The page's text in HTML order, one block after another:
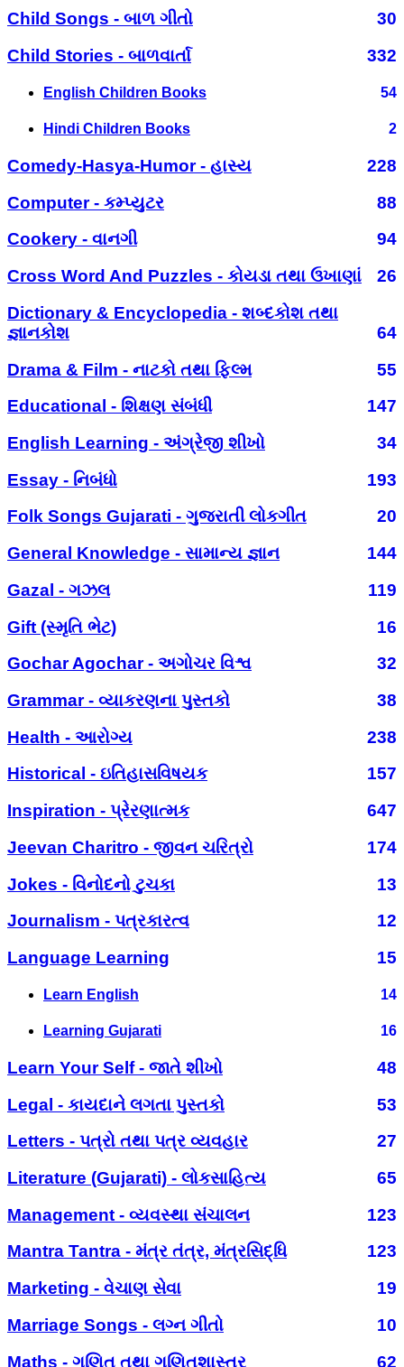
Child Songs - બાળ ગીતો
30
Child Stories - બાળવાર્તા
332
English Children Books 54
Hindi Children Books 2
Comedy-Hasya-Humor - હાસ્ય
228
Computer - કમ્પ્યુટર
88
Cookery - વાનગી
94
Cross Word And Puzzles - કોયડા તથા ઉખાણાં
26
Dictionary & Encyclopedia - શબ્દકોશ તથા
જ્ઞાનકોશ
64
Drama & Film - નાટકો તથા ફિલ્મ
55
Educational - શિક્ષણ સંબંધી
147
English Learning - અંગ્રેજી શીખો
34
Essay - નિબંધો
193
Folk Songs Gujarati - ગુજરાતી લોકગીત
20
General Knowledge - સામાન્ય જ્ઞાન
144
Gazal - ગઝલ
119
Gift (સ્મૃતિ ભેટ)
16
Gochar Agochar - અગોચર વિશ્વ
32
Grammar - વ્યાકરણના પુસ્તકો
38
Health - આરોગ્ય
238
Historical - ઇતિહાસવિષયક
157
Inspiration - પ્રેરણાત્મક
647
Jeevan Charitro - જીવન ચરિત્રો
174
Jokes - વિનોદનો ટુચકા
13
Journalism - પત્રકારત્વ
12
Language Learning
15
Learn English 14
Learning Gujarati 16
Learn Your Self - જાતે શીખો
48
Legal - કાયદાને લગતા પુસ્તકો
53
Letters - પત્રો તથા પત્ર વ્યવહાર
27
Literature (Gujarati) - લોકસાહિત્ય
65
Management - વ્યવસ્થા સંચાલન
123
Mantra Tantra - મંત્ર તંત્ર, મંત્રસિદ્ધિ
123
Marketing - વેચાણ સેવા
19
Marriage Songs - લગ્ન ગીતો
10
Maths - ગણિત તથા ગણિતશાસ્ત્ર
62